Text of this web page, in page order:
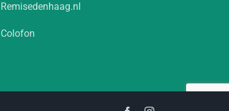
Remisedenhaag.nl
Colofon